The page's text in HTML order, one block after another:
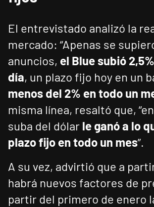
El entrevistado analizó la
mercado: “Apenas se
anuncios, el Blue subió
día, un plazo fijo hoy en un
menos del 2% en todo un
misma línea, resaltó que,
suba del dólar le ganó a lo
plazo fijo en todo un mes”.
A su vez, advirtió que a
habrá nuevos factores de
partir del primero de enero